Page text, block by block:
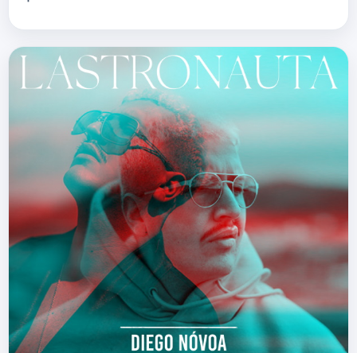
autora y compositora Elena Ley nos
presenta su…